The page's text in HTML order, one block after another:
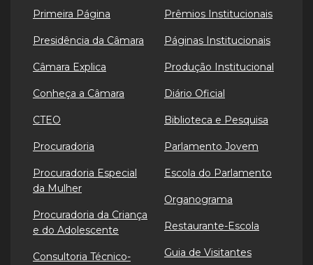
Primeira Página
Presidência da Câmara
Câmara Explica
Conheça a Câmara
CTEO
Procuradoria
Procuradoria Especial
da Mulher
Procuradoria da Criança
e do Adolescente
Consultoria Técnico-
Prêmios Institucionais
Páginas Institucionais
Produção Institucional
Diário Oficial
Biblioteca e Pesquisa
Parlamento Jovem
Escola do Parlamento
Organograma
Restaurante-Escola
Guia de Visitantes